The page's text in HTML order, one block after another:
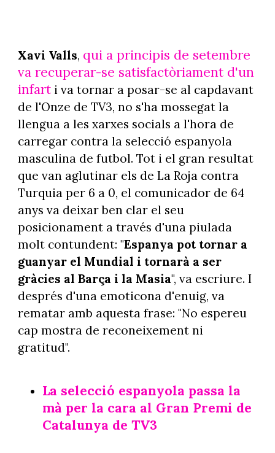
Xavi Valls, qui a principis de setembre
va recuperar-se satisfactòriament d'un
infarti va tornar a posar-se al capdavant
de l'Onze de TV3, no s'ha mossegat la
llengua a les xarxes socials a l'hora de
carregar contra la selecció espanyola
masculina de futbol. Tot i el gran resultat
que van aglutinar els de La Roja contra
Turquia per 6 a 0, el comunicador de 64
anys va deixar ben clar el seu
posicionament a través d'una piulada
molt contundent: "Espanya pot tornar a
guanyar el Mundial i tornarà a ser
gràcies al Barça i la Masia", va escriure. I
després d'una emoticona d'enuig, va
rematar amb aquesta frase: "No espereu
cap mostra de reconeixement ni
gratitud".
La selecció espanyola passa la
mà per la cara al Gran Premi de
Catalunya de TV3